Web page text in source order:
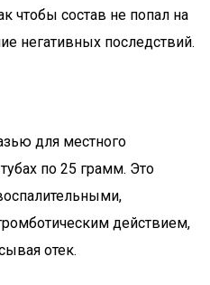
чтобы состав не попал на
негативных последствий.
для местного
по 25 грамм. Это
действием,
отек.